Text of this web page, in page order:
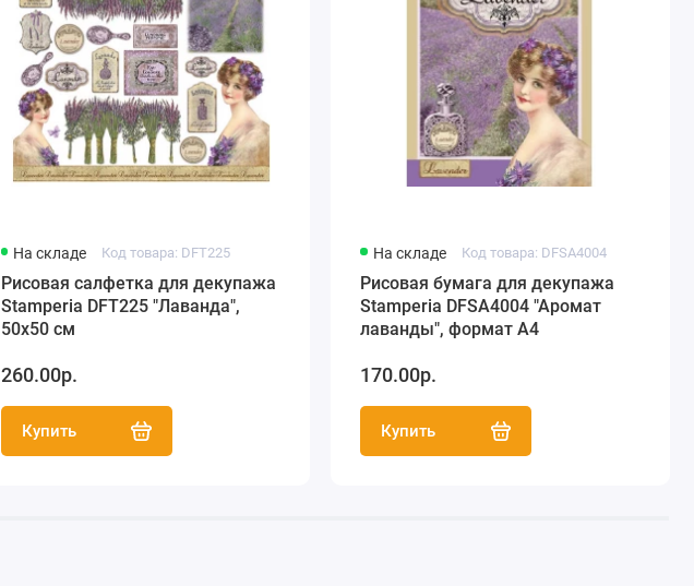
На складе Код товара: DFT225
Рисовая салфетка для декупажа
Stamperia DFT225 "Лаванда",
50х50 см
260.00р.
Купить
На складе Код товара: DFSA4004
Рисовая бумага для декупажа
Stamperia DFSA4004 "Аромат
лаванды", формат А4
170.00р.
Купить